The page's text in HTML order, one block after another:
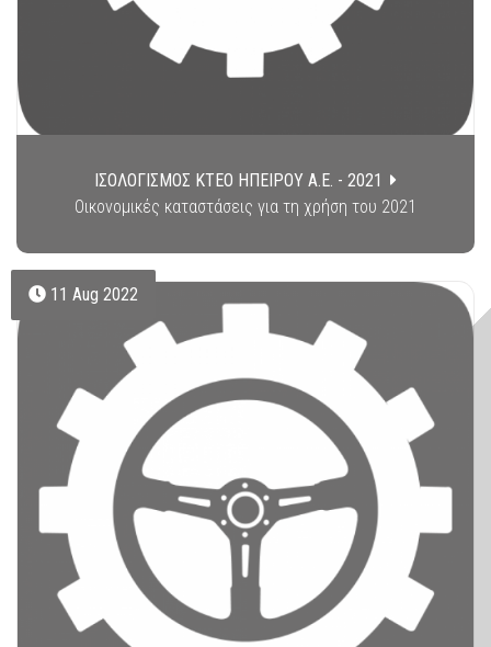
ΙΣΟΛΟΓΙΣΜΟΣ ΚΤΕΟ ΗΠΕΙΡΟΥ Α.Ε. - 2021
Οικονομικές καταστάσεις για τη χρήση του 2021
11 Aug 2022